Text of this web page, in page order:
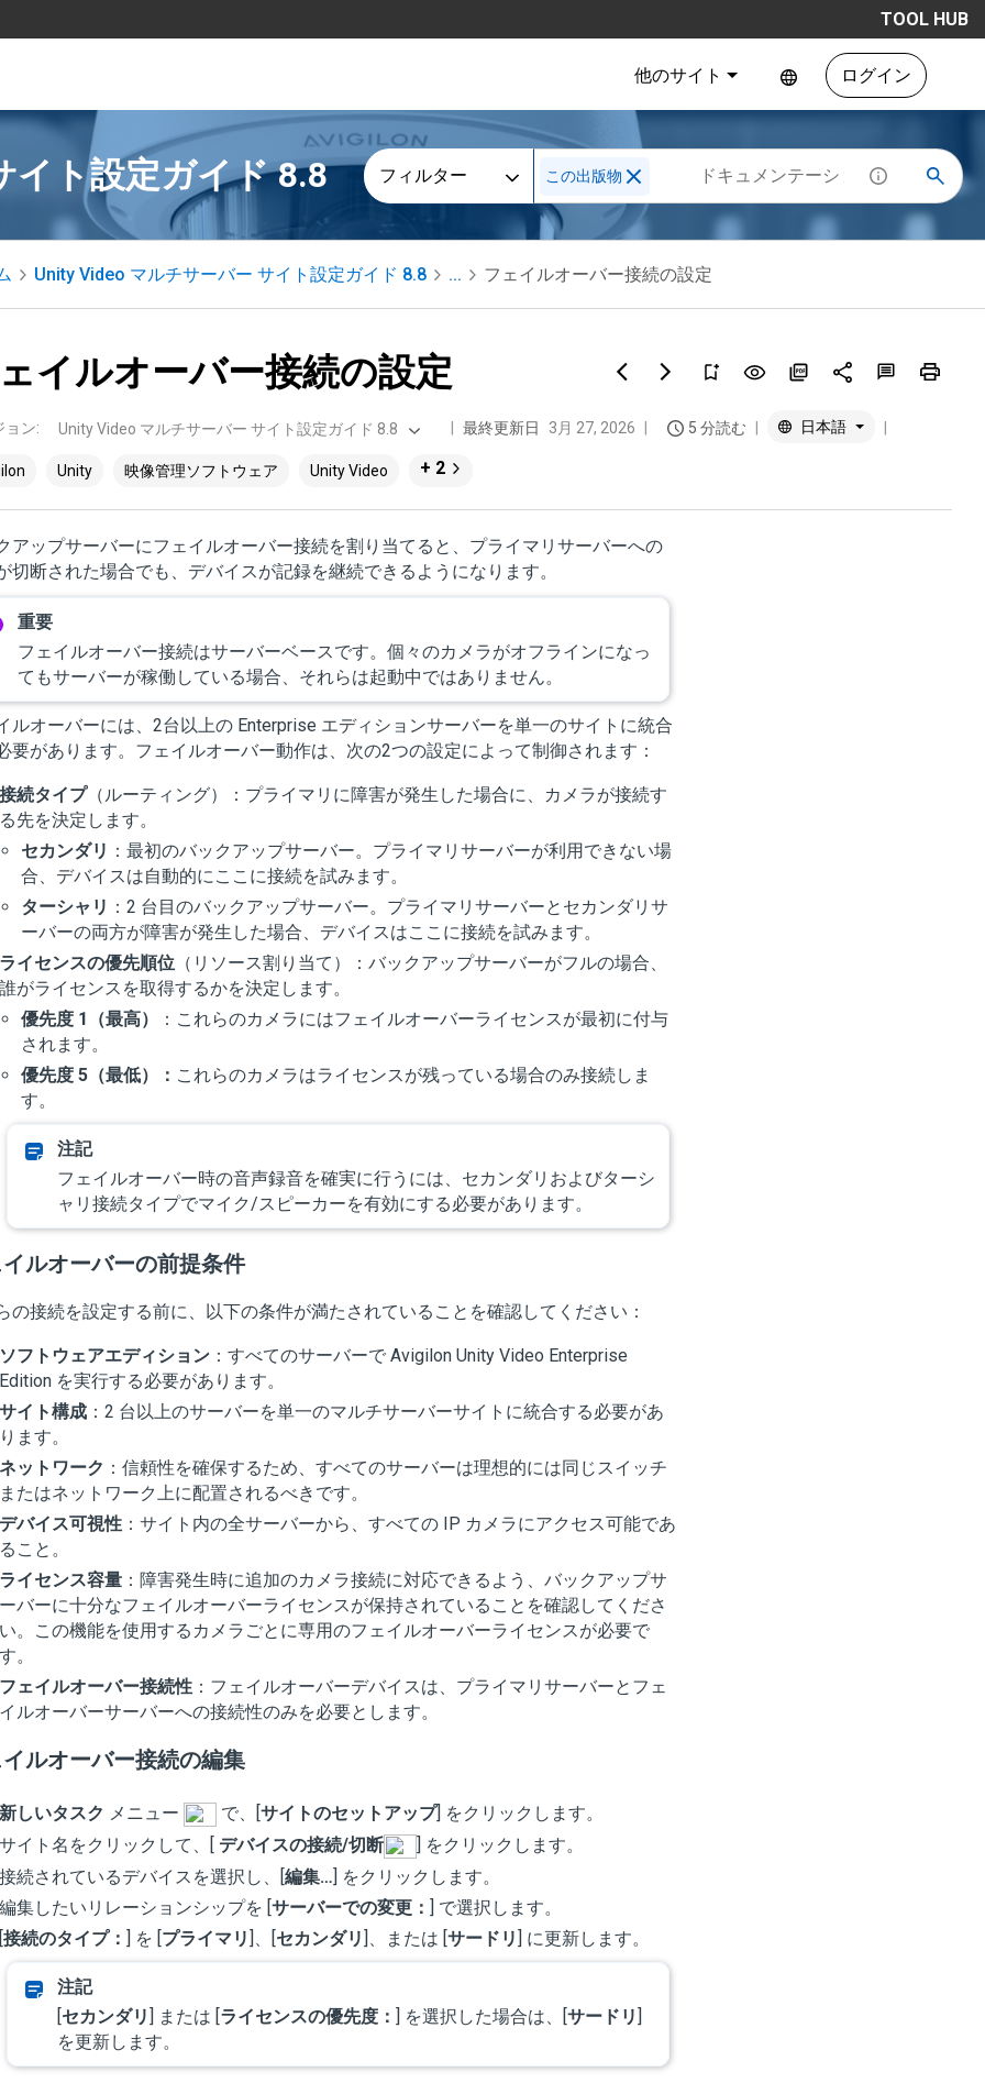
TOOL HUB
他のサイト ログイン
イト設定ガイド 8.8 フィルター この出版物
Unity Video マルチサーバー サイト設定ガイド 8.8 ... フェイルオーバー接続の設定
イルオーバー接続の設定
ョン: Unity Video マルチサーバー サイト設定ガイド 8.8 最終更新日 3月 27, 2026 5 分読む 日本語
Unity 映像管理ソフトウェア Unity Video + 2
アップサーバーにフェイルオーバー接続を割り当てると、プライマリサーバーへの
切断された場合でも、デバイスが記録を継続できるようになります。
フェイルオーバー接続はサーバーベースです。個々のカメラがオフラインになっ
てもサーバーが稼働している場合、それらは起動中ではありません。
ルオーバーには、2台以上の Enterprise エディションサーバーを単一のサイトに統合
要があります。フェイルオーバー動作は、次の2つの設定によって制御されます：
接続タイプ（ルーティング）：プライマリに障害が発生した場合に、カメラが接続す
る先を決定します。
セカンダリ ：最初のバックアップサーバー。プライマリサーバーが利用できない場
合、デバイスは自動的にここに接続を試みます。
ターシャリ ：2 台目のバックアップサーバー。プライマリサーバーとセカンダリサ
ーバーの両方が障害が発生した場合、デバイスはここに接続を試みます。
ライセンスの優先順位 （リソース割り当て）：バックアップサーバーがフルの場合、
誰がライセンスを取得するかを決定します。
優先度 1（最高）
：これらのカメラにはフェイルオーバーライセンスが最初に付与
されます。
優先度 5（最低）： これらのカメラはライセンスが残っている場合のみ接続しま
す。
フェイルオーバー時の音声録音を確実に行うには、セカンダリおよびターシ
ャリ接続タイプでマイク/スピーカーを有効にする必要があります。
ルオーバーの前提条件
の接続を設定する前に、以下の条件が満たされていることを確認してください：
ソフトウェアエディション ：すべてのサーバーで Avigilon Unity Video Enterprise
Edition を実行する必要があります。
サイト構成 ：2 台以上のサーバーを単一のマルチサーバーサイトに統合する必要があ
ります。
ネットワーク ：信頼性を確保するため、すべてのサーバーは理想的には同じスイッチ
またはネットワーク上に配置されるべきです。
デバイス可視性 ：サイト内の全サーバーから、すべての IP カメラにアクセス可能であ
ること。
ライセンス容量 ：障害発生時に追加のカメラ接続に対応できるよう、バックアップサ
ーバーに十分なフェイルオーバーライセンスが保持されていることを確認してくださ
い。この機能を使用するカメラごとに専用のフェイルオーバーライセンスが必要で
す。
フェイルオーバー接続性 ：フェイルオーバーデバイスは、プライマリサーバーとフェ
イルオーバーサーバーへの接続性のみを必要とします。
ルオーバー接続の編集
新しいタスク メニュー で、[サイトのセットアップ] をクリックします。
サイト名をクリックして、[ デバイスの接続/切断
] をクリックします。
接続されているデバイスを選択し、[編集…] をクリックします。
編集したいリレーションシップを [サーバーでの変更： ] で選択します。
[接続のタイプ： ] を [プライマリ]、[セカンダリ]、または [サードリ] に更新します。
[セカンダリ] または [ライセンスの優先度： ] を選択した場合は、[サードリ]
を更新します。